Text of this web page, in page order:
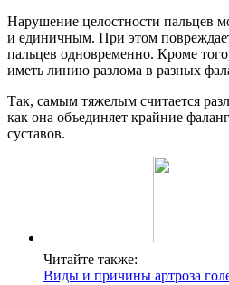
Нарушение целостности пальцев
и единичным. При этом
пальцев одновременно. Кроме
иметь линию разлома в разных
Так, самым тяжелым считается
как она объединяет крайние
суставов.
Читайте также:
Виды и причины артроза